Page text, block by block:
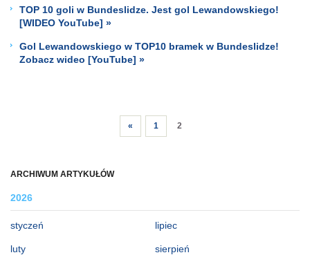
ARCHIWUM ARTYKUŁÓW
2026
styczeń
luty
lipiec
sierpień
TOP 10 goli w Bundeslidze. Jest gol Lewandowskiego!
[WIDEO YouTube] »
Gol Lewandowskiego w TOP10 bramek w Bundeslidze!
Zobacz wideo [YouTube] »
« 1 2